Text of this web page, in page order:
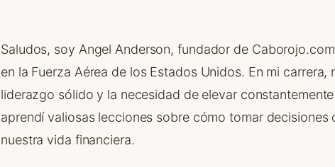
Saludos, soy Angel Anderson, fundador de
en la Fuerza Aérea de los Estados Unidos. En mi
liderazgo sólido y la necesidad de elevar
aprendí valiosas lecciones sobre cómo tomar
nuestra vida financiera.